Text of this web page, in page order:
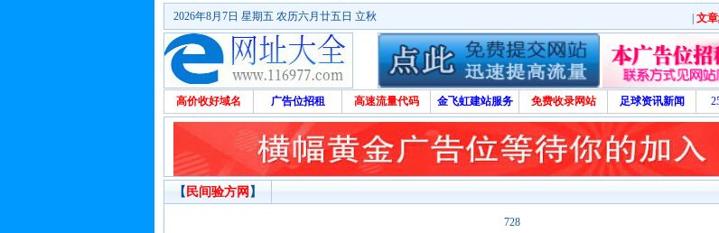
文
2026年8月7日 星期五 农历六月廿五日 立秋
高价收好域名 广告位招租 高速流量代码 金飞虹建站服务 免费收录网站 足球资讯新闻
【 民间验方网 】
728